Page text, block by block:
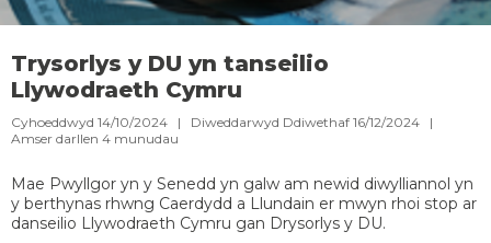
Trysorlys y DU yn tanseilio
Llywodraeth Cymru
Cyhoeddwyd 14/10/2024 | Diweddarwyd Ddiwethaf 16/12/2024 |
Amser darllen 4 munudau
Mae Pwyllgor yn y Senedd yn galw am newid diwylliannol yn
y berthynas rhwng Caerdydd a Llundain er mwyn rhoi stop ar
danseilio Llywodraeth Cymru gan Drysorlys y DU.